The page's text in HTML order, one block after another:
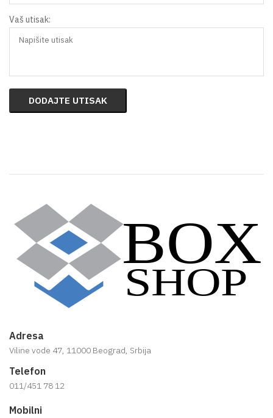
Vaš utisak:
DODAJTE UTISAK
Adresa
Viline vode 47, 11000 Beograd, Srbija
Telefon
011/451 78 12
Mobilni